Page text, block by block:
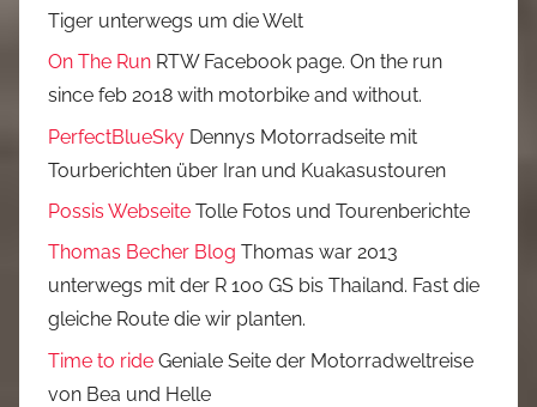
Tiger unterwegs um die Welt
On The Run RTW Facebook page. On the run
since feb 2018 with motorbike and without.
PerfectBlueSky Dennys Motorradseite mit
Tourberichten über Iran und Kuakasustouren
Possis Webseite Tolle Fotos und Tourenberichte
Thomas Becher Blog Thomas war 2013
unterwegs mit der R 100 GS bis Thailand. Fast die
gleiche Route die wir planten.
Time to ride Geniale Seite der Motorradweltreise
von Bea und Helle